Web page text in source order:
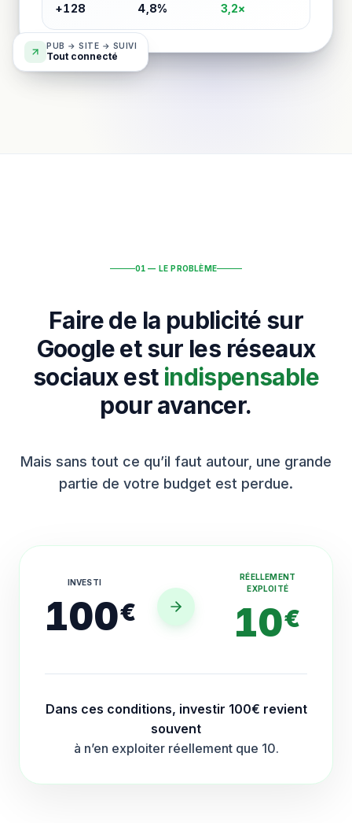
+128 4,8% 3,2×
PUB → SITE → SUIVI
Tout connecté
01 — LE PROBLÈME
Faire de la publicité sur
Google et sur les réseaux
sociaux est indispensable
pour avancer.
Mais sans tout ce qu’il faut autour, une grande
partie de votre budget est perdue.
INVESTI
100€
RÉELLEMENT
EXPLOITÉ
10€
Dans ces conditions, investir 100€ revient
souvent
à n’en exploiter réellement que 10.